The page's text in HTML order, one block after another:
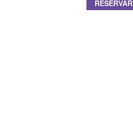
RESERVAR